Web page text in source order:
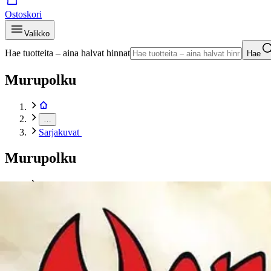
Ostoskori
Valikko
Hae tuotteita – aina halvat hinnat Hae
Murupolku
Sarjakuvat
Murupolku
Etusivu
Myhre, Nemi 40: Arjen pakoilua - Parhaat palat vuosien
Tuotekuvat- ja videot
Ohita tuotekuva